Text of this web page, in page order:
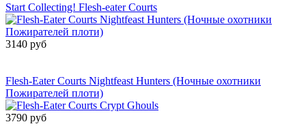
Start Collecting! Flesh-eater Courts
3140 руб
Flesh-Eater Courts Nightfeast Hunters (Ночные охотники
Пожирателей плоти)
3790 руб